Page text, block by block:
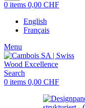
0 items 0,00 CHF
English
Français
Menu
Search
0 items 0,00 CHF